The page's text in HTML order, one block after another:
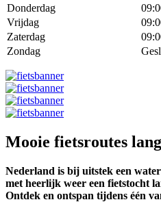
Donderdag
Vrijdag
Zaterdag
Zondag
Mooie fietsroutes
Nederland is bij uitstek een
met heerlijk weer een fietstocht
Ontdek en ontspan tijdens één